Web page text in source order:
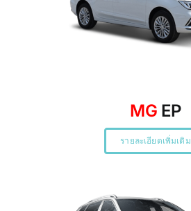
MG EP
รายละเอียดเพิ่มเติม